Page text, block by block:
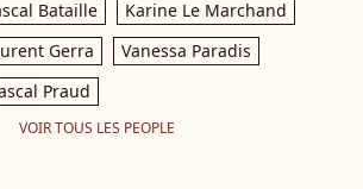
Bataille
Karine Le Marchand
Gerra
Vanessa Paradis
Praud
VOIR TOUS LES PEOPLE